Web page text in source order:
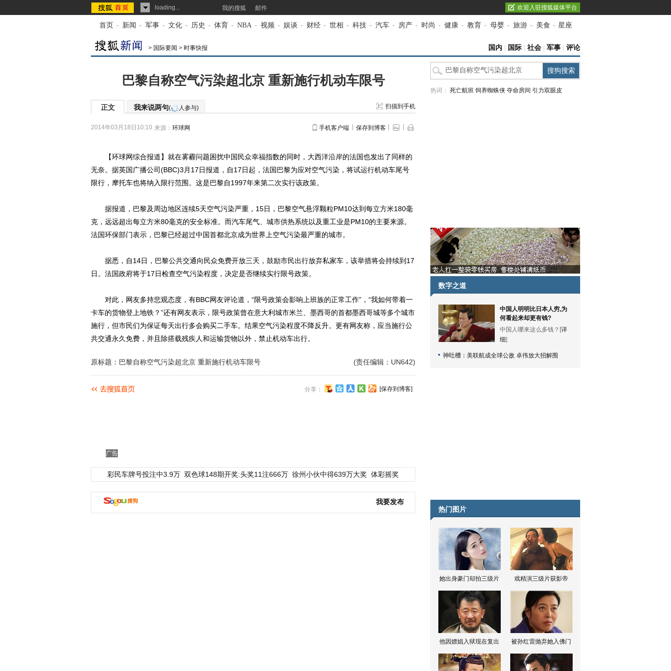
loading... 我的搜狐 邮件 欢迎入驻搜狐媒体平台
首页 - 新闻 - 军事 - 文化 - 历史 - 体育 - NBA - 视频 - 娱谈 - 财经 - 世相 - 科技 - 汽车 - 房产 - 时尚 - 健康 - 教育 - 母婴 - 旅游 - 美食 - 星座
> 国际要闻 > 时事快报 国内 国际 社会 军事 评论
巴黎自称空气污染超北京 重新施行机动车限号
正文 我来说两句( 人参与) 扫描到手机
2014年03月18日10:10 来源： 环球网 手机客户端 保存到博客
【环球网综合报道】就在雾霾问题困扰中国民众幸福指数的同时，大西洋沿岸的法国也发出了同样的
无奈。据英国广播公司(BBC)3月17日报道，自17日起，法国巴黎为应对空气污染，将试运行机动车尾号
限行，摩托车也将纳入限行范围。这是巴黎自1997年来第二次实行该政策。
据报道，巴黎及周边地区连续5天空气污染严重，15日，巴黎空气悬浮颗粒PM10达到每立方米180毫
克，远远超出每立方米80毫克的安全标准。而汽车尾气、城市供热系统以及重工业是PM10的主要来源。
法国环保部门表示，巴黎已经超过中国首都北京成为世界上空气污染最严重的城市。
据悉，自14日，巴黎公共交通向民众免费开放三天，鼓励市民出行放弃私家车，该举措将会持续到17
日。法国政府将于17日检查空气污染程度，决定是否继续实行限号政策。
对此，网友多持悲观态度，有BBC网友评论道，“限号政策会影响上班族的正常工作”，“我如何带着一
卡车的货物登上地铁？”还有网友表示，限号政策曾在意大利城市米兰、墨西哥的首都墨西哥城等多个城市
施行，但市民们为保证每天出行多会购买二手车。结果空气污染程度不降反升。更有网友称，应当施行公
共交通永久免费，并且除搭载残疾人和运输货物以外，禁止机动车出行。
(责任编辑：UN642)
原标题：巴黎自称空气污染超北京 重新施行机动车限号
分享： [保存到博客]
广告
彩民车牌号投注中3.9万 双色球148期开奖:头奖11注666万 徐州小伙中得639万大奖 体彩摇奖
我要发布
热词： 死亡航班 饲养蜘蛛侠 夺命房间 引力双眼皮
数字之道
中国人明明比日本人穷,为
何看起来却更有钱?
中国人哪来这么多钱？[详
细]
神吐槽： 美联航成全球公敌 卓伟放大招解围
热门图片
她出身豪门却拍三级片 戏精演三级片获影帝
他因嫖娼入狱现在复出 被孙红雷抛弃她入佛门